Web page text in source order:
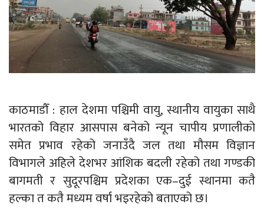
काठमाडौँ : हाल देशमा पश्चिमी वायु, स्थानीय वायुका साथै
भारतको विहार आसपास बनेको न्यून चापीय प्रणालीको
समेत प्रभाव रहेको जनाउँदै जल तथा मौसम विज्ञान
विभागले अहिले देशभर आंशिक बदली रहेको तथा गण्डकी
बागमती र सुदूरपश्चिम प्रदेशका एक–दुई स्थानमा कतै
हल्का त कतै मध्यम वर्षा भइरहेको बताएको छ।